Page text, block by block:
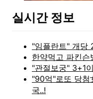
실시간 정보